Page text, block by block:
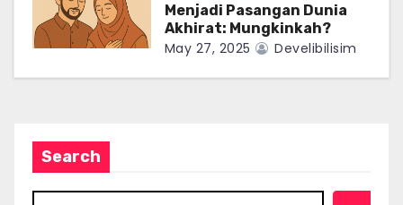
Menjadi Pasangan Dunia
Akhirat: Mungkinkah?
May 27, 2025 Develibilisim
Search